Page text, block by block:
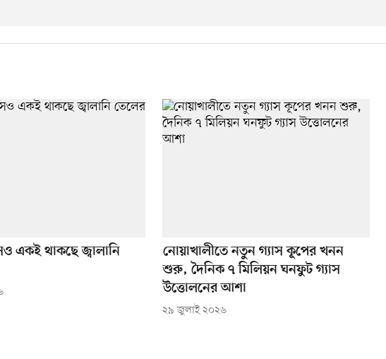
একই থাকছে জ্বালানি
নোয়াখালীতে নতুন গ্যাস কূপের খনন
শুরু, দৈনিক ৭ মিলিয়ন ঘনফুট গ্যাস
উত্তোলনের আশা
২৯ জুলাই ২০২৬